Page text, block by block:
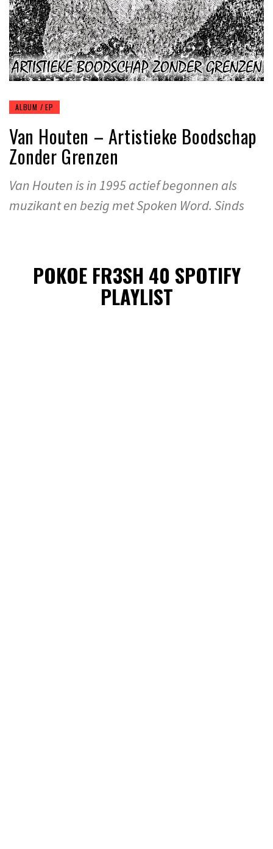
ALBUM / EP
Van Houten – Artistieke Boodschap
Zonder Grenzen
Van Houten is in 1995 actief begonnen als
muzikant en bezig met Spoken Word. Sinds
POKOE FR3SH 40 SPOTIFY
PLAYLIST